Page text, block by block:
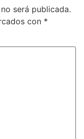
será publicada.
con *